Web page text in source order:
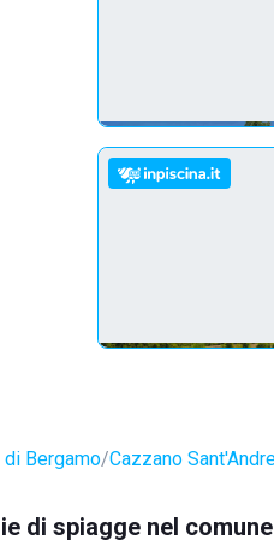
Bergamo Cazzano
di spiagge nel